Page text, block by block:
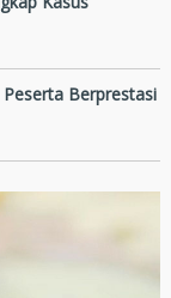
Berprestasi